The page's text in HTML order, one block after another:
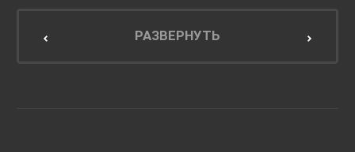
Мебель для кухниРАЗВЕРНУТЬ